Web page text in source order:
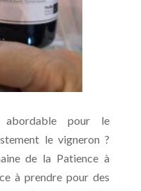
pour le
le vigneron ?
de la Patience à
à prendre pour des